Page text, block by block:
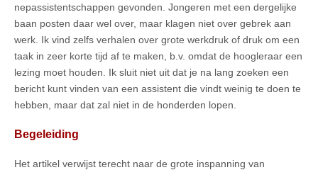
nepassistentschappen gevonden. Jongeren met een dergelijke
baan posten daar wel over, maar klagen niet over gebrek aan
werk. Ik vind zelfs verhalen over grote werkdruk of druk om een
taak in zeer korte tijd af te maken, b.v. omdat de hoogleraar een
lezing moet houden. Ik sluit niet uit dat je na lang zoeken een
bericht kunt vinden van een assistent die vindt weinig te doen te
hebben, maar dat zal niet in de honderden lopen.
Begeleiding
Het artikel verwijst terecht naar de grote inspanning van